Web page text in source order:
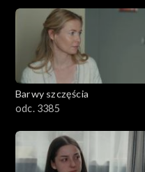
2201–2300
2101–2200
2001–2100
1801–1900
Barwy szczęścia
odc. 3385